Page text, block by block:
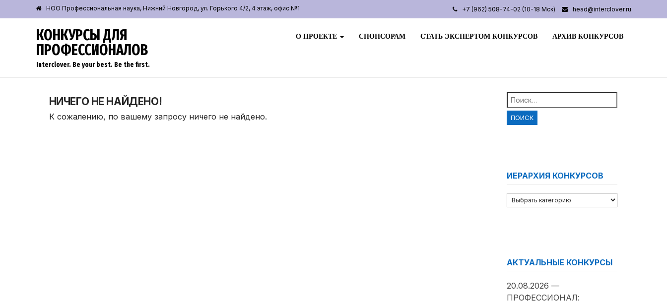
НОО Профессиональная наука, Нижний Новгород, ул. Горького 4/2, 4 этаж, офис №1 +7 (962) 508-74-02 (10-18 Мск) head@interclover.ru
КОНКУРСЫ ДЛЯ
ПРОФЕССИОНАЛОВ
Interclover. Be your best. Be the first.
О ПРОЕКТЕ СПОНСОРАМ СТАТЬ ЭКСПЕРТОМ КОНКУРСОВ АРХИВ КОНКУРСОВ
НИЧЕГО НЕ НАЙДЕНО!
К сожалению, по вашему запросу ничего не найдено.
Найти:
ИЕРАРХИЯ КОНКУРСОВ
АКТУАЛЬНЫЕ КОНКУРСЫ
20.08.2026 —
ПРОФЕССИОНАЛ: